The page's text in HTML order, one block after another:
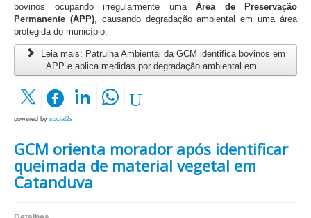
bovinos ocupando irregularmente uma Área de Preservação
Permanente (APP), causando degradação ambiental em uma área
protegida do município.
Leia mais: Patrulha Ambiental da GCM identifica bovinos em
APP e aplica medidas por degradação ambiental em...
powered by social2s
GCM orienta morador após identificar
queimada de material vegetal em
Catanduva